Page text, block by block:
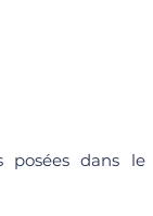
posées dans